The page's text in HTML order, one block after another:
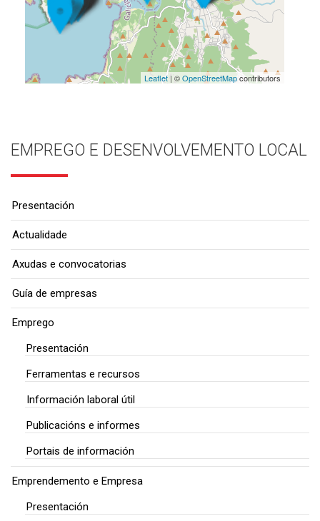
Leaflet| ©OpenStreetMapcontributors
EMPREGO E DESENVOLVEMENTO LOCAL
Presentación
Actualidade
Axudas e convocatorias
Guía de empresas
Emprego
Presentación
Ferramentas e recursos
Información laboral útil
Publicacións e informes
Portais de información
Emprendemento e Empresa
Presentación